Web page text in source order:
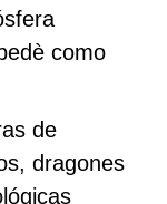
como
de
dragones